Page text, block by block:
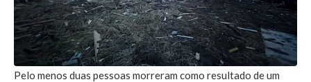
Pelo menos duas pessoas morreram como resultado de um